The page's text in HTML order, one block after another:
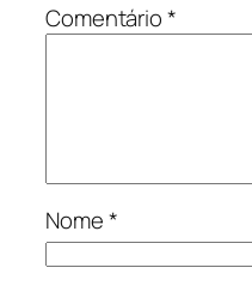
Comentário*
Nome*